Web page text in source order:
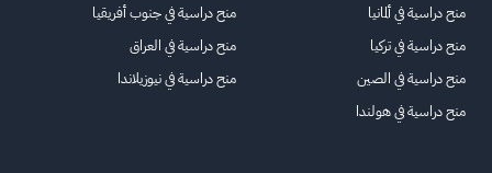
منح دراسية في ألمانيا
منح دراسية في تركيا
منح دراسية في الصين
منح دراسية في هولندا
منح دراسية في جنوب أفريقيا
منح دراسية في العراق
منح دراسية في نيوزيلاندا